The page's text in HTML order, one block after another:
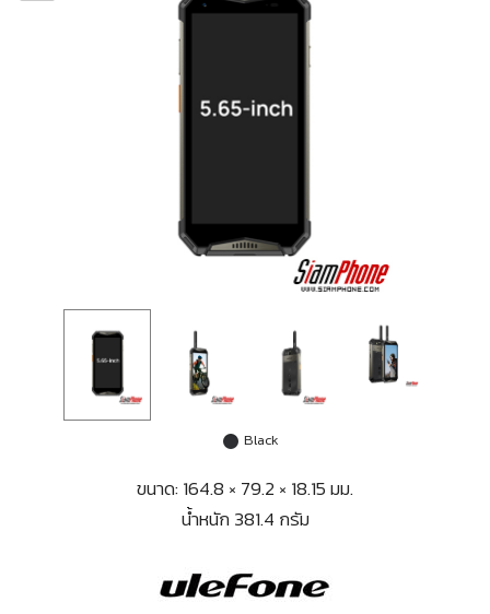
Black
ขนาด: 164.8 × 79.2 × 18.15 มม.
น้ำหนัก 381.4 กรัม